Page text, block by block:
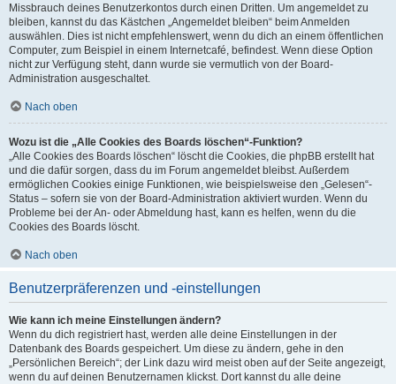
Missbrauch deines Benutzerkontos durch einen Dritten. Um angemeldet zu
bleiben, kannst du das Kästchen „Angemeldet bleiben“ beim Anmelden
auswählen. Dies ist nicht empfehlenswert, wenn du dich an einem öffentlichen
Computer, zum Beispiel in einem Internetcafé, befindest. Wenn diese Option
nicht zur Verfügung steht, dann wurde sie vermutlich von der Board-
Administration ausgeschaltet.
Nach oben
Wozu ist die „Alle Cookies des Boards löschen“-Funktion?
„Alle Cookies des Boards löschen“ löscht die Cookies, die phpBB erstellt hat
und die dafür sorgen, dass du im Forum angemeldet bleibst. Außerdem
ermöglichen Cookies einige Funktionen, wie beispielsweise den „Gelesen“-
Status – sofern sie von der Board-Administration aktiviert wurden. Wenn du
Probleme bei der An- oder Abmeldung hast, kann es helfen, wenn du die
Cookies des Boards löscht.
Nach oben
Benutzerpräferenzen und -einstellungen
Wie kann ich meine Einstellungen ändern?
Wenn du dich registriert hast, werden alle deine Einstellungen in der
Datenbank des Boards gespeichert. Um diese zu ändern, gehe in den
„Persönlichen Bereich“; der Link dazu wird meist oben auf der Seite angezeigt,
wenn du auf deinen Benutzernamen klickst. Dort kannst du alle deine